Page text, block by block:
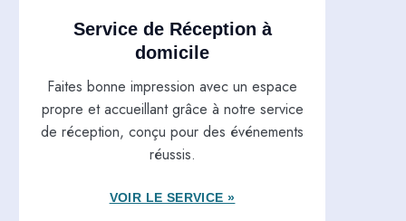
Service de Réception à
domicile
Faites bonne impression avec un espace
propre et accueillant grâce à notre service
de réception, conçu pour des événements
réussis.
VOIR LE SERVICE »